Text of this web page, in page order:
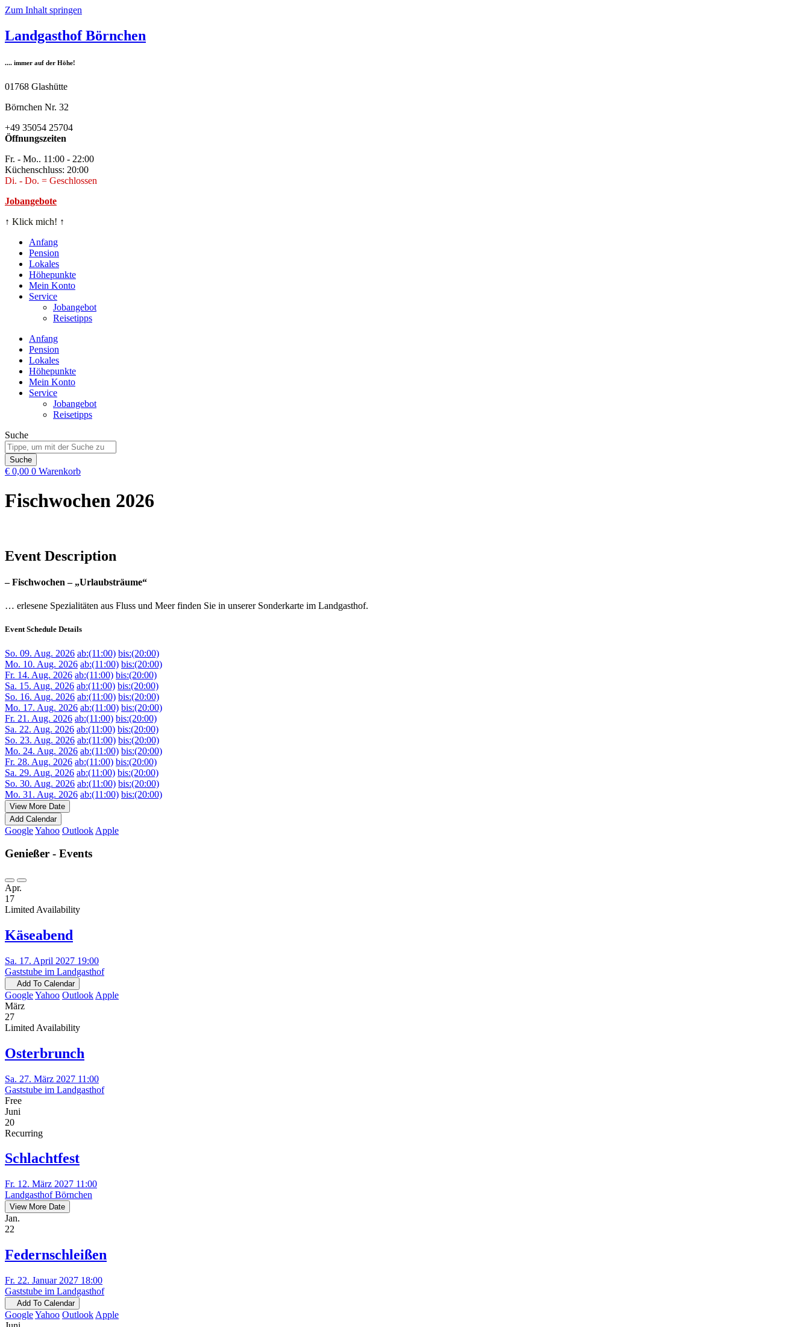
Zum Inhalt springen
Landgasthof Börnchen
.... immer auf der Höhe!
01768 Glashütte
Börnchen Nr. 32
+49 35054 25704
Öffnungszeiten
Fr. - Mo.. 11:00 - 22:00
Küchenschluss: 20:00
Di. - Do. = Geschlossen
Jobangebote
↑ Klick mich! ↑
Anfang
Pension
Lokales
Höhepunkte
Mein Konto
Service
Jobangebot
Reisetipps
Anfang
Pension
Lokales
Höhepunkte
Mein Konto
Service
Jobangebot
Reisetipps
Suche
Suche
€ 0,00 0 Warenkorb
Fischwochen 2026
Event Description
– Fischwochen – „Urlaubsträume“
… erlesene Spezialitäten aus Fluss und Meer finden Sie in unserer Sonderkarte im Landgasthof.
Event Schedule Details
So. 09. Aug. 2026 ab:(11:00) bis:(20:00)
Mo. 10. Aug. 2026 ab:(11:00) bis:(20:00)
Fr. 14. Aug. 2026 ab:(11:00) bis:(20:00)
Sa. 15. Aug. 2026 ab:(11:00) bis:(20:00)
So. 16. Aug. 2026 ab:(11:00) bis:(20:00)
Mo. 17. Aug. 2026 ab:(11:00) bis:(20:00)
Fr. 21. Aug. 2026 ab:(11:00) bis:(20:00)
Sa. 22. Aug. 2026 ab:(11:00) bis:(20:00)
So. 23. Aug. 2026 ab:(11:00) bis:(20:00)
Mo. 24. Aug. 2026 ab:(11:00) bis:(20:00)
Fr. 28. Aug. 2026 ab:(11:00) bis:(20:00)
Sa. 29. Aug. 2026 ab:(11:00) bis:(20:00)
So. 30. Aug. 2026 ab:(11:00) bis:(20:00)
Mo. 31. Aug. 2026 ab:(11:00) bis:(20:00)
View More Date
Add Calendar
GoogleYahoo Outlook Apple
Genießer - Events
Apr.
17
Limited Availability
Käseabend
Sa. 17. April 2027 19:00
Gaststube im Landgasthof
Add To Calendar
GoogleYahoo Outlook Apple
März
27
Limited Availability
Osterbrunch
Sa. 27. März 2027 11:00
Gaststube im Landgasthof
Free
Juni
20
Recurring
Schlachtfest
Fr. 12. März 2027 11:00
Landgasthof Börnchen
View More Date
Jan.
22
Federnschleißen
Fr. 22. Januar 2027 18:00
Gaststube im Landgasthof
Add To Calendar
GoogleYahoo Outlook Apple